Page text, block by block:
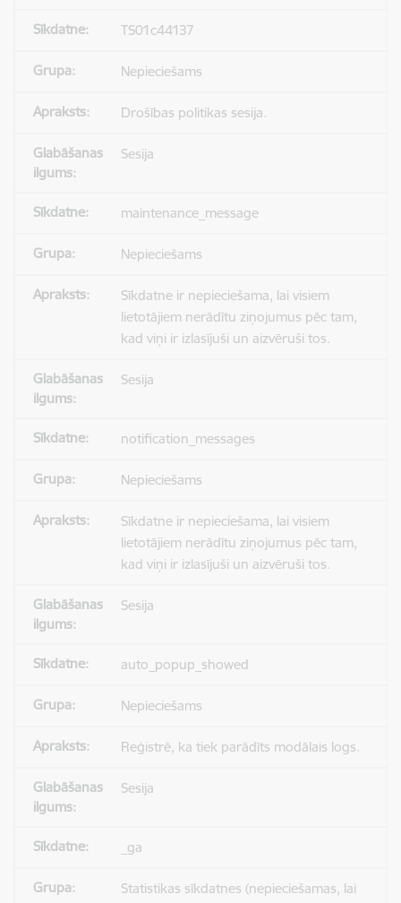
TS01c44137
Nepieciešams
Drošības politikas sesija.
Sesija
maintenance_message
Nepieciešams
Sīkdatne ir nepieciešama, lai visiem
lietotājiem nerādītu ziņojumus pēc tam,
kad viņi ir izlasījuši un aizvēruši tos.
Sesija
notification_messages
Nepieciešams
Sīkdatne ir nepieciešama, lai visiem
lietotājiem nerādītu ziņojumus pēc tam,
kad viņi ir izlasījuši un aizvēruši tos.
Sesija
auto_popup_showed
Nepieciešams
Reģistrē, ka tiek parādīts modālais logs.
Sesija
_ga
Statistikas sīkdatnes (nepieciešamas, lai